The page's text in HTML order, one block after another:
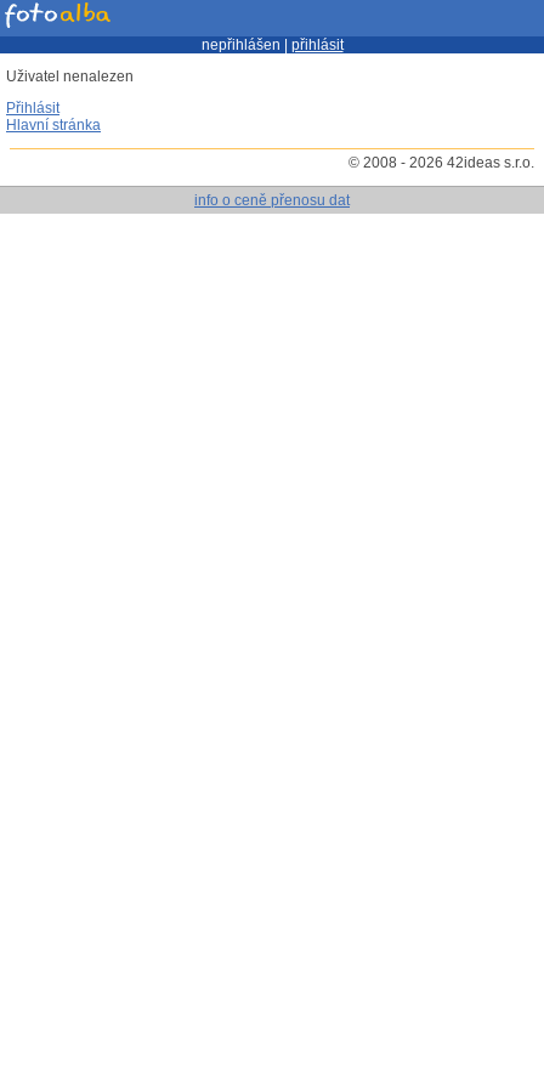
nepřihlášen | přihlásit
Uživatel nenalezen
Přihlásit
Hlavní stránka
© 2008 - 2026 42ideas s.r.o.
info o ceně přenosu dat